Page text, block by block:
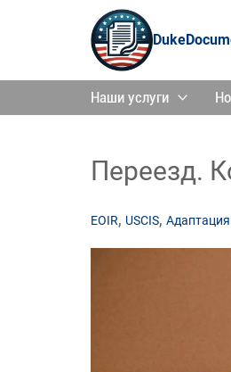
Наши услуги
Переезд.
EOIR, USCIS,